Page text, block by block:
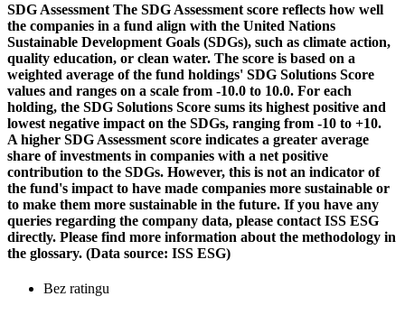
SDG Assessment The SDG Assessment score reflects how well
the companies in a fund align with the United Nations
Sustainable Development Goals (SDGs), such as climate action,
quality education, or clean water. The score is based on a
weighted average of the fund holdings' SDG Solutions Score
values and ranges on a scale from -10.0 to 10.0. For each
holding, the SDG Solutions Score sums its highest positive and
lowest negative impact on the SDGs, ranging from -10 to +10.
A higher SDG Assessment score indicates a greater average
share of investments in companies with a net positive
contribution to the SDGs. However, this is not an indicator of
the fund's impact to have made companies more sustainable or
to make them more sustainable in the future. If you have any
queries regarding the company data, please contact ISS ESG
directly. Please find more information about the methodology in
the glossary. (Data source: ISS ESG)
Bez ratingu